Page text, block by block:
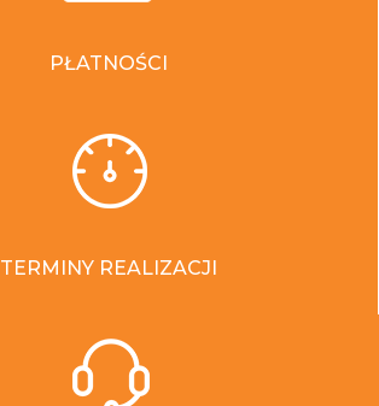
PŁATNOŚCI
TERMINY REALIZACJI